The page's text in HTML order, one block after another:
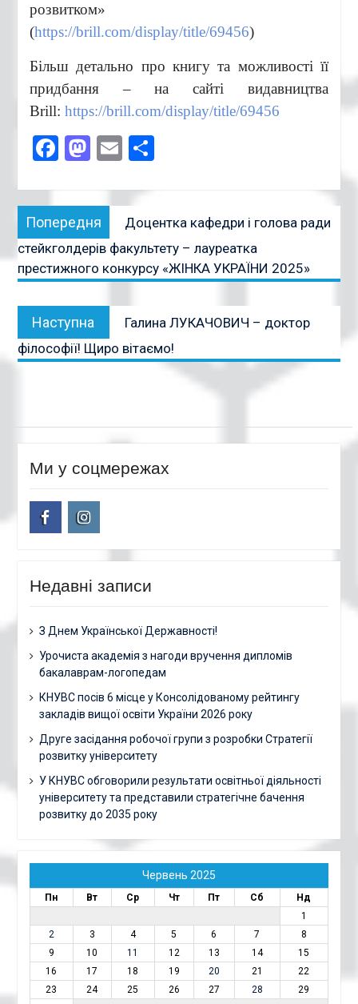
розвитком»
(https://brill.com/display/title/69456)
Більш детально про книгу та можливості її
придбання – на сайті видавництва
Brill: https://brill.com/display/title/69456
Facebook
Mastodon
EmailПоділитися
Навігація
записів
Попередня
публікація:
Доцентка кафедри і голова ради
стейкголдерів факультету – лауреатка
престижного конкурсу «ЖІНКА УКРАЇНИ 2025»
Наступна
публікація:
Галина ЛУКАЧОВИЧ – доктор
філософії! Щиро вітаємо!
Ми у соцмережах
Недавні записи
З Днем Української Державності!
Урочиста академія з нагоди вручення дипломів
бакалаврам-логопедам
КНУВС посів 6 місце у Консолідованому рейтингу
закладів вищої освіти України 2026 року
Друге засідання робочої групи з розробки Стратегії
розвитку університету
У КНУВС обговорили результати освітньої діяльності
університету та представили стратегічне бачення
розвитку до 2035 року
Червень 2025
Пн Вт Ср Чт Пт Сб
Нд
1
2
3 4 5 6 7
8
9
10 11 12 13 14
15
16
17 18 19 20 21
22
23
24 25 26 27 28
29